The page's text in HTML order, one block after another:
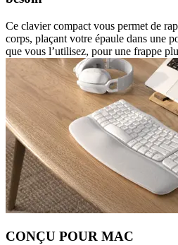
Ce clavier compact vous permet de
corps, plaçant votre épaule dans une
que vous l’utilisez, pour une frappe
CONÇU POUR MAC